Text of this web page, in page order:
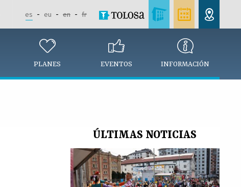
es eu en fr
PLANES EVENTOS INFORMACIÓN
ÚLTIMAS NOTICIAS